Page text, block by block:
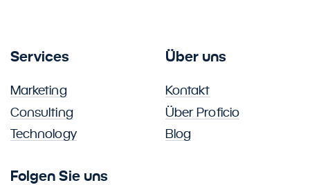
Services
Marketing
Consulting
Technology
Über uns
Kontakt
Über Proficio
Blog
Folgen Sie uns